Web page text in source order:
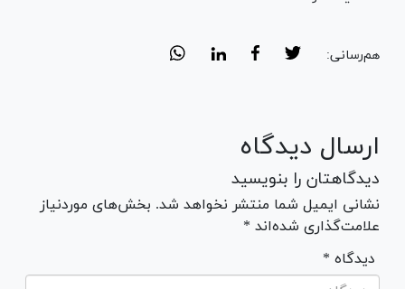
هم‌رسانی:
ارسال دیدگاه
دیدگاهتان را بنویسید
نشانی ایمیل شما منتشر نخواهد شد. بخش‌های موردنیاز
علامت‌گذاری شده‌اند *
* دیدگاه